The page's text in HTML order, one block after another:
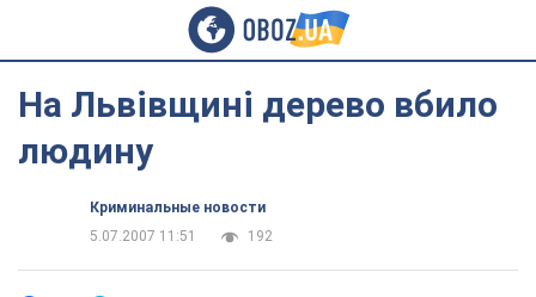
На Львівщині дерево вбило
людину
Криминальные новости
5.07.2007 11:51
192